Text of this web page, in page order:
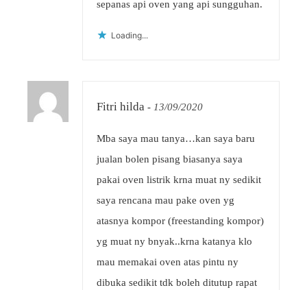
sepanas api oven yang api sungguhan.
Loading...
Fitri hilda - 13/09/2020
Mba saya mau tanya…kan saya baru
jualan bolen pisang biasanya saya
pakai oven listrik krna muat ny sedikit
saya rencana mau pake oven yg
atasnya kompor (freestanding kompor)
yg muat ny bnyak..krna katanya klo
mau memakai oven atas pintu ny
dibuka sedikit tdk boleh ditutup rapat